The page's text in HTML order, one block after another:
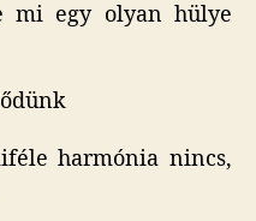
mi egy olyan hülye
harmónia nincs,